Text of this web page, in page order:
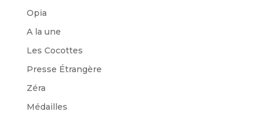
Opia
A la une
Les Cocottes
Presse Étrangère
Zéra
Médailles